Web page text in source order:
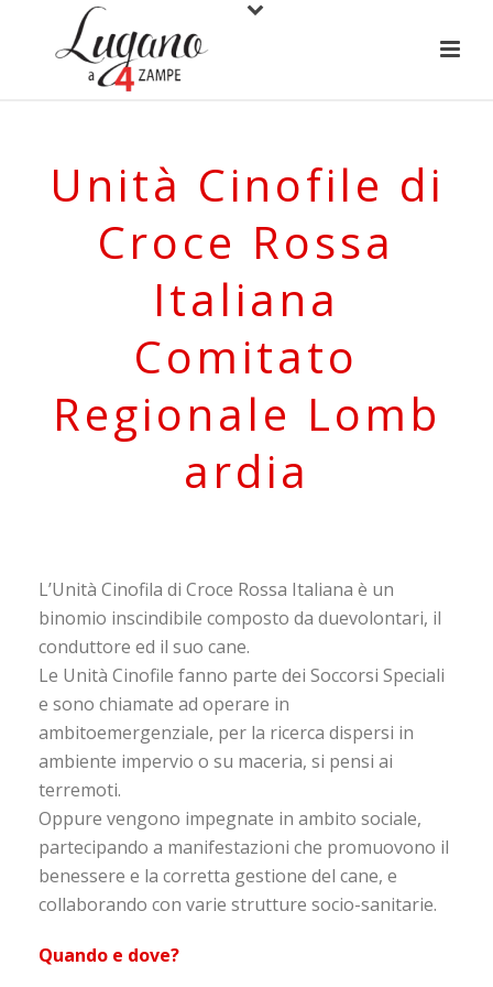
Unità Cinofile di
Croce Rossa
Italiana
Comitato
Regionale Lomb
ardia
L’Unità Cinofila di Croce Rossa Italiana è un
binomio inscindibile composto da duevolontari, il
conduttore ed il suo cane.
Le Unità Cinofile fanno parte dei Soccorsi Speciali
e sono chiamate ad operare in
ambitoemergenziale, per la ricerca dispersi in
ambiente impervio o su maceria, si pensi ai
terremoti.
Oppure vengono impegnate in ambito sociale,
partecipando a manifestazioni che promuovono il
benessere e la corretta gestione del cane, e
collaborando con varie strutture socio-sanitarie.
Quando e dove?